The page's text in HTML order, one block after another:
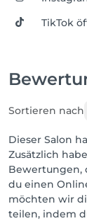
TikTok
Sortieren nach
Dieser Salon
Zusätzlich
Bewertungen,
du einen
möchten wir
teilen, indem